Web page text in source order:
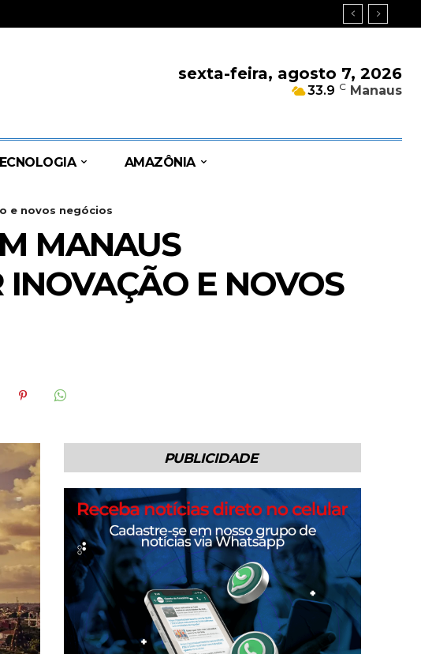
sexta-feira, agosto 7, 2026
33.9 C Manaus
AMAZÔNIA
e novos negócios
MANAUS
E NOVOS
PUBLICIDADE